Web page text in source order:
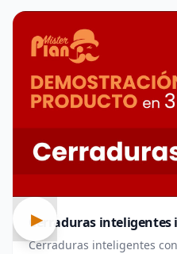
▶
Cerraduras inteligentes
Cerraduras inteligentes